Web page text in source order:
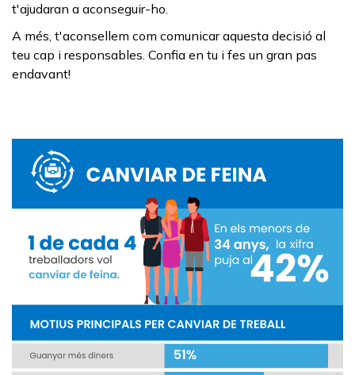
t'ajudaran a aconseguir-ho.
A més, t'aconsellem com comunicar aquesta decisió al
teu cap i responsables. Confia en tu i fes un gran pas
endavant!